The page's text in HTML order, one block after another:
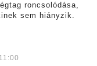
roncsolódása,
sem hiányzik.